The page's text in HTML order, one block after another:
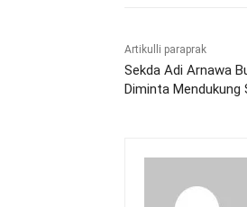
Artikulli paraprak
Sekda Adi Arnawa
Diminta Mendukung